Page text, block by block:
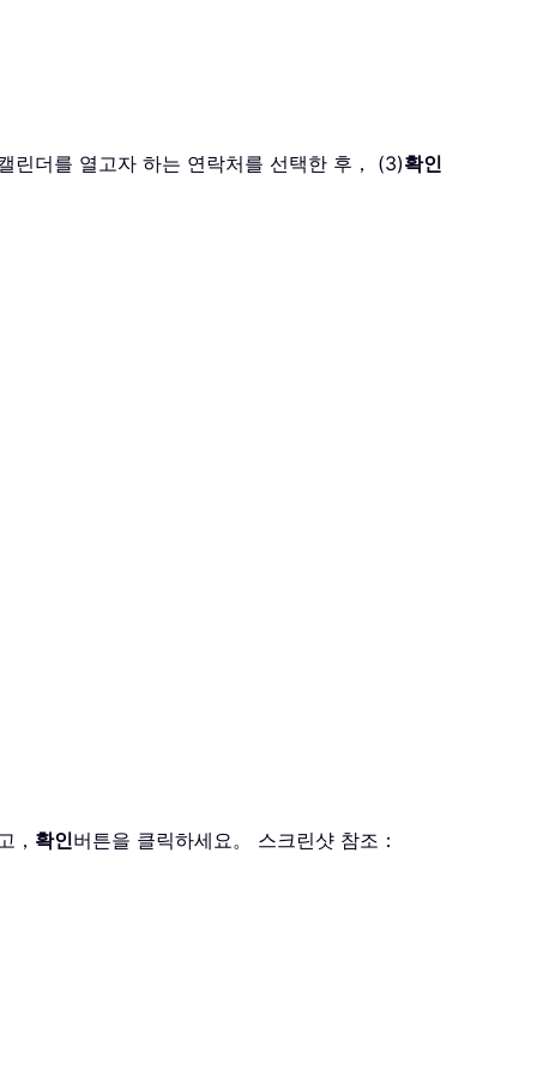
린더를 열고자 하는 연락처를 선택한 후， (3)확인
， 확인버튼을 클릭하세요。 스크린샷 참조：